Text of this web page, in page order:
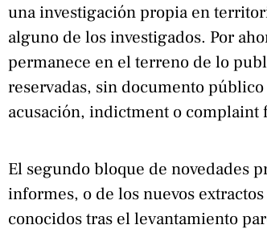
una investigación propia en
alguno de los investigados. Por
permanece en el terreno de lo
reservadas, sin documento
acusación, indictment o complaint
El segundo bloque de novedades
informes, o de los nuevos
conocidos tras el levantamiento